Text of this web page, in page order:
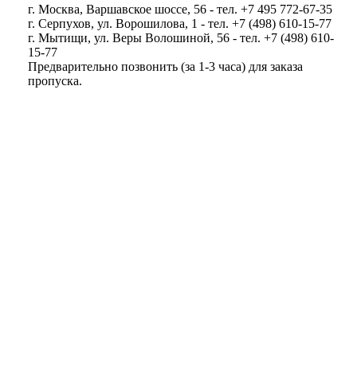
г. Москва, Варшавское шоссе, 56 - тел. +7 495 772-67-35
г. Серпухов, ул. Ворошилова, 1 - тел. +7 (498) 610-15-77
г. Мытищи, ул. Веры Волошиной, 56 - тел. +7 (498) 610-
15-77
Предварительно позвонить (за 1-3 часа) для заказа
пропуска.